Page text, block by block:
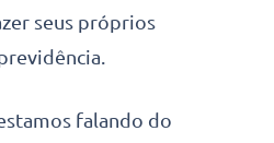
seus próprios
falando do